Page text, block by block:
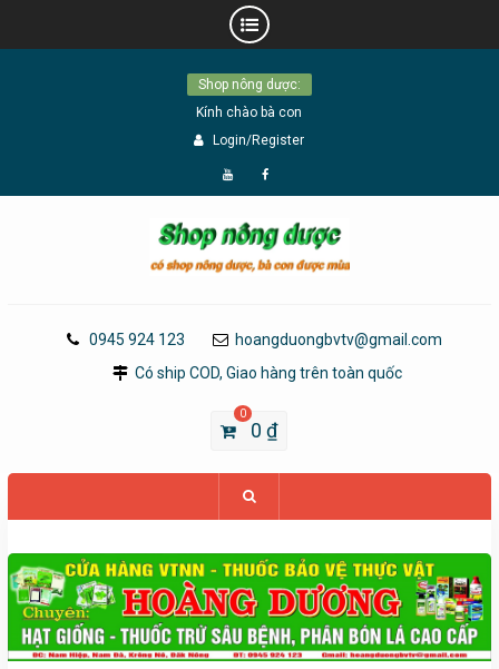
Shop nông dược:
Kính chào bà con
Login/Register
Đăng
YouTube
Page
0945 924 123
hoangduongbvtv@gmail.com
Có ship COD, Giao hàng trên toàn quốc
0
0₫